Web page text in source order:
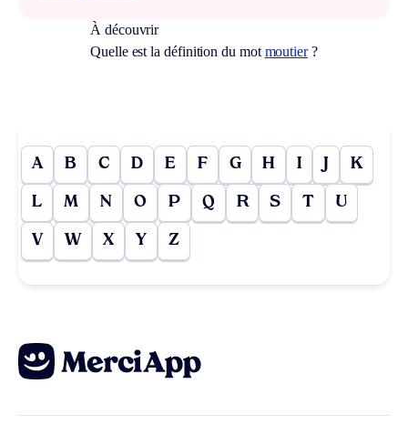
À découvrir
Quelle est la définition du mot moutier?
A B C D E F G H I J K
L M N O P Q R S T U
V W X Y Z